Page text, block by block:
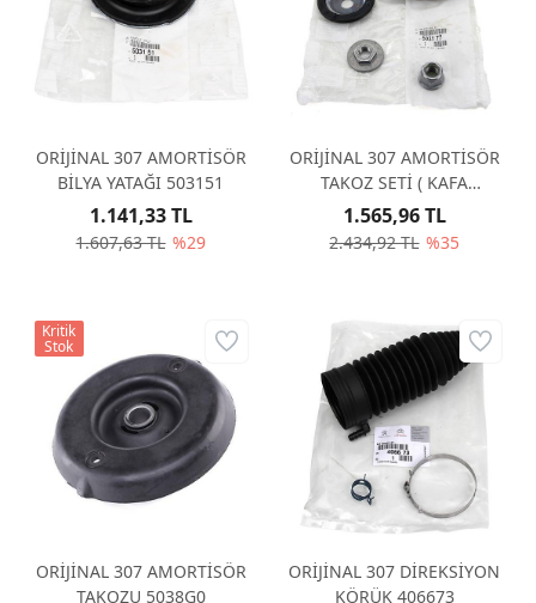
ORİJİNAL 307 AMORTİSÖR
BİLYA YATAĞI 503151
1.607,63 TL %29
1.141,33 TL
ORİJİNAL 307 AMORTİSÖR
TAKOZ SETİ ( KAFA
+BİLYA+ÜST KAUÇUK PUL)
503177
2.434,92 TL %35
1.565,96 TL
ORİJİNAL 307 AMORTİSÖR
TAKOZU 5038G0
Kritik
Stok
ORİJİNAL 307 DİREKSİYON
KÖRÜK 406673